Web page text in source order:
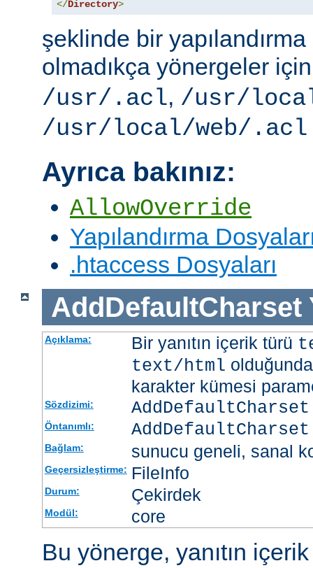
</Directory>
şeklinde bir
olmadıkça yönergeler
/usr/.acl, /usr/
/usr/local/web/.acl
Ayrıca bakınız:
AllowOverride
Yapılandırma
.htaccess Dosyaları
AddDefaultCharset
Açıklama: Bir yanıtın içerik türü
text/html
karakter kümesi
Sözdizimi:
Öntanımlı:
Bağlam: sunucu geneli, sanal
Geçersizleştirme: FileInfo
Durum: Çekirdek
Modül: core
Bu yönerge, yanıtın